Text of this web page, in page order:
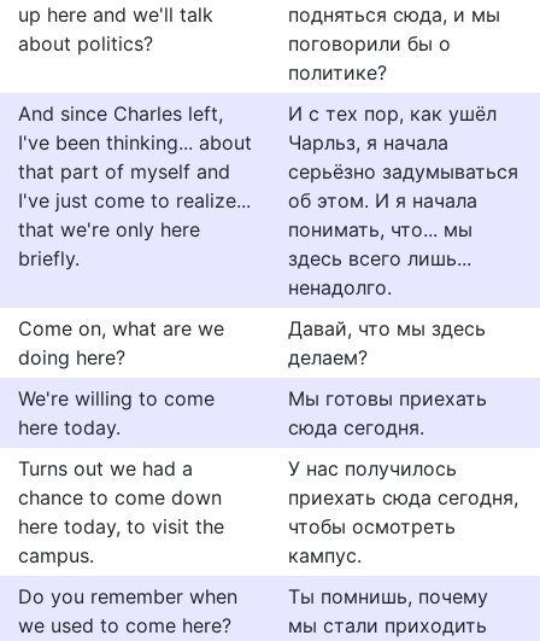
up here and we'll talk
about politics?
подняться сюда, и мы
поговорили бы о
политике?
And since Charles left,
I've been thinking... about
that part of myself and
I've just come to realize...
that we're only here
briefly.
И с тех пор, как ушёл
Чарльз, я начала
серьёзно задумываться
об этом. И я начала
понимать, что... мы
здесь всего лишь...
ненадолго.
Come on, what are we
doing here?
Давай, что мы здесь
делаем?
We're willing to come
here today.
Мы готовы приехать
сюда сегодня.
Turns out we had a
chance to come down
here today, to visit the
campus.
У нас получилось
приехать сюда сегодня,
чтобы осмотреть
кампус.
Do you remember when
we used to come here?
Ты помнишь, почему
мы стали приходить